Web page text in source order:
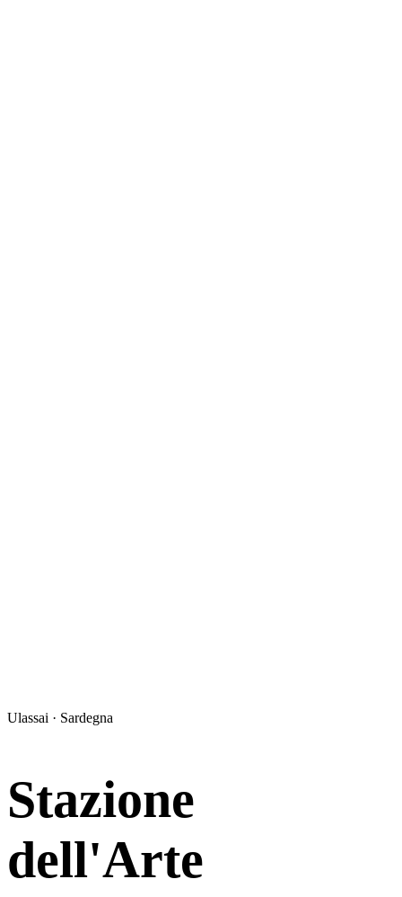
Ulassai · Sardegna
Stazione
dell'Arte